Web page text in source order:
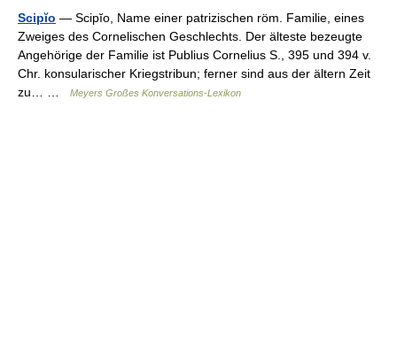
Scipĭo — Scipĭo, Name einer patrizischen röm. Familie, eines
Zweiges des Cornelischen Geschlechts. Der älteste bezeugte
Angehörige der Familie ist Publius Cornelius S., 395 und 394 v.
Chr. konsularischer Kriegstribun; ferner sind aus der ältern Zeit
zu… …
Meyers Großes Konversations-Lexikon